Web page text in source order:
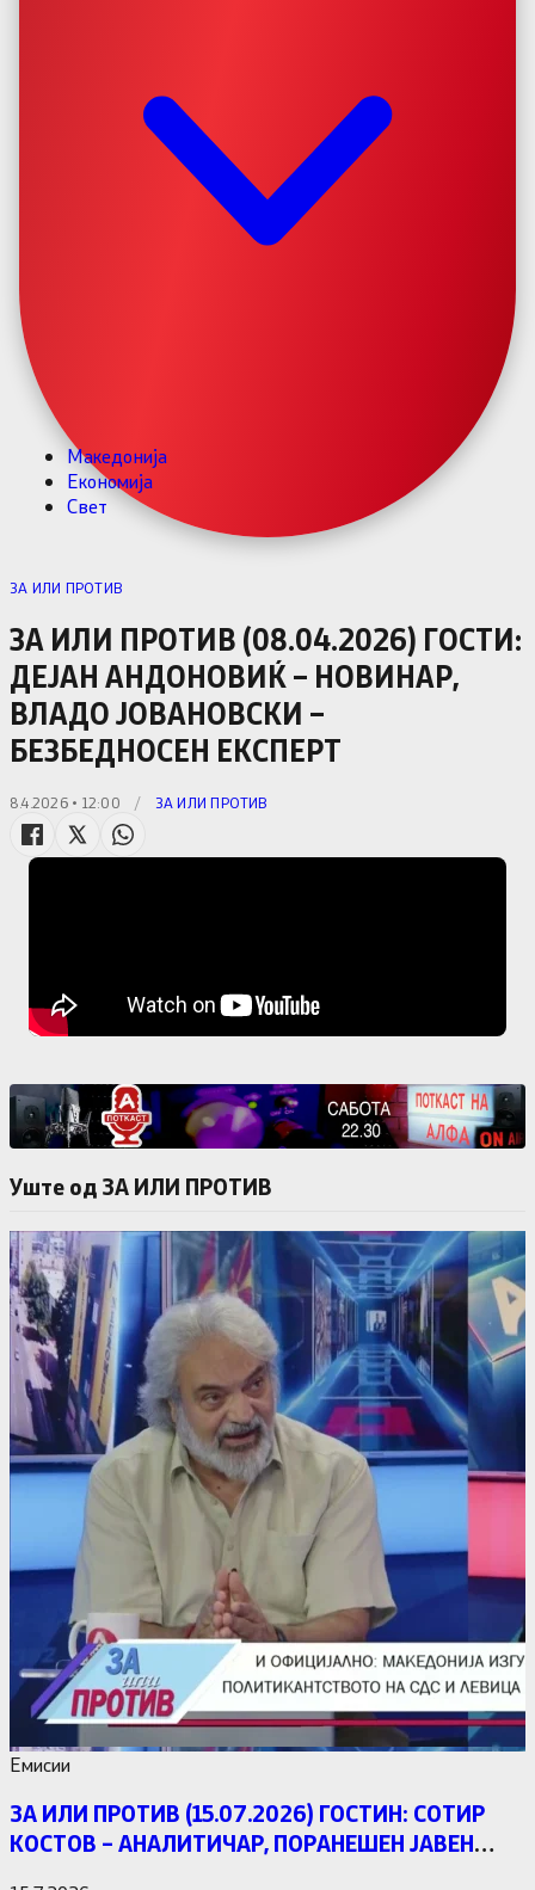
Македонија
Економија
Свет
ЗА ИЛИ ПРОТИВ
ЗА ИЛИ ПРОТИВ (08.04.2026) ГОСТИ:
ДЕЈАН АНДОНОВИЌ – НОВИНАР,
ВЛАДО ЈОВАНОВСКИ –
БЕЗБЕДНОСЕН ЕКСПЕРТ
8.4.2026 • 12:00 / ЗА ИЛИ ПРОТИВ
Уште од ЗА ИЛИ ПРОТИВ
Емисии
ЗА ИЛИ ПРОТИВ (15.07.2026) ГОСТИН: СОТИР
КОСТОВ – АНАЛИТИЧАР, ПОРАНЕШЕН ЈАВЕН